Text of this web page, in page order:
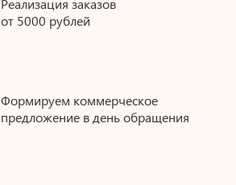
Реализация заказов
от 5000 рублей
Формируем коммерческое
предложение в день обращения